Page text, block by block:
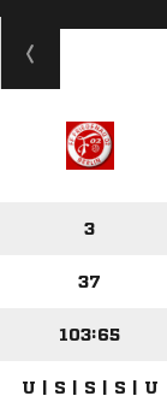
3
37
103:65
U | S | S | S | U